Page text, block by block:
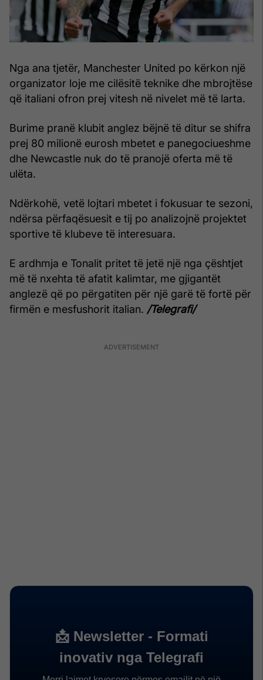
Nga ana tjetër, Manchester United po kërkon një
organizator loje me cilësitë teknike dhe mbrojtëse
që italiani ofron prej vitesh në nivelet më të larta.
Burime pranë klubit anglez bëjnë të ditur se shifra
prej 80 milionë eurosh mbetet e panegociueshme
dhe Newcastle nuk do të pranojë oferta më të
ulëta.
Ndërkohë, vetë lojtari mbetet i fokusuar te sezoni,
ndërsa përfaqësuesit e tij po analizojnë projektet
sportive të klubeve të interesuara.
E ardhmja e Tonalit pritet të jetë një nga çështjet
më të nxehta të afatit kalimtar, me gjigantët
anglezë që po përgatiten për një garë të fortë për
firmën e mesfushorit italian. /Telegrafi/